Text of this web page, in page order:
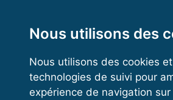
Nous utilisons des
Nous utilisons des cookies
technologies de suivi pour
expérience de navigation
Kettlebell
VOS ESPACES